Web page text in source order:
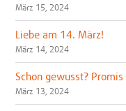
März 15, 2024
Liebe am 14. März!
März 14, 2024
Schon gewusst?
März 13, 2024